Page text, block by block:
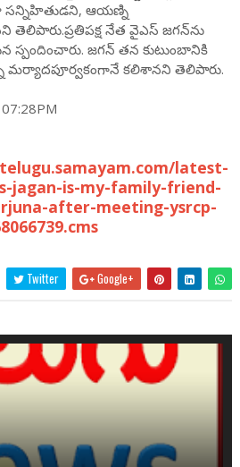
సన్నిహితుడని, ఆయణ్ని
నేత వైఎస్ జగన్‌ను
స్పందించారు. జగన్ తన కుటుంబానికి
కలిశానని తెలిపారు.
latest-
jagan-is-my-family-friend-
after-meeting-ysrcp-
Twitter Google+